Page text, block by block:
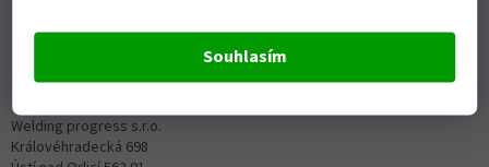
Souhlasím
Navštivte kamennou prodejnu:
Welding progress s.r.o.
Královéhradecká 698